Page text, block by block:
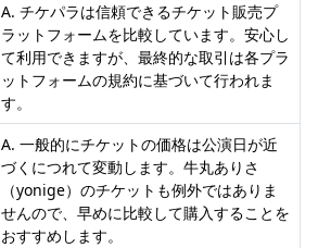
A. チケパラは信頼できるチケット販売プ
ラットフォームを比較しています。安心し
て利用できますが、最終的な取引は各プラ
ットフォームの規約に基づいて行われま
す。
A. 一般的にチケットの価格は公演日が近
づくにつれて変動します。牛丸ありさ
（yonige）のチケットも例外ではありま
せんので、早めに比較して購入することを
おすすめします。